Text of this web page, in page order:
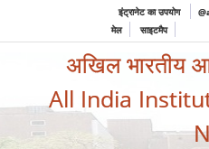
इंट्रानेट का उपयोग
मेल
साइटमैप
अखिल भारतीय
All India